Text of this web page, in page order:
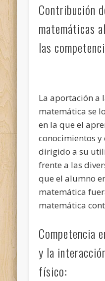
Contribución
matemáticas
las
La aportación a
matemática se
en la que el
conocimientos y
dirigido a su
frente a las
que el alumno
matemática
matemática
Competencia
y la
físico: